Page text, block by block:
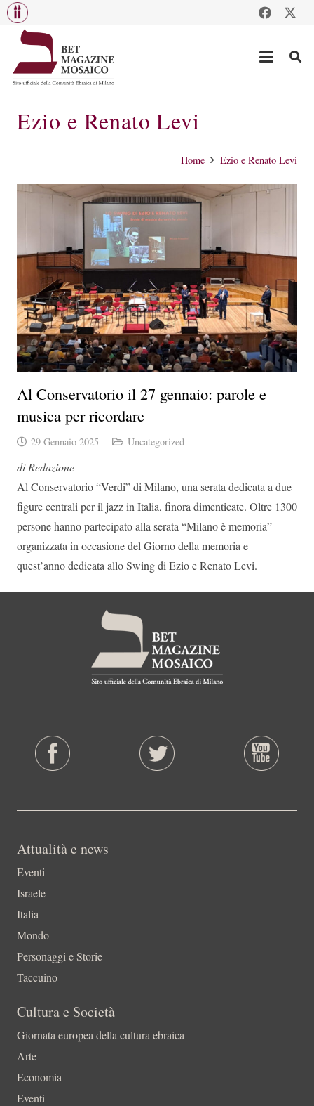
Ezio e Renato Levi
Home Ezio e Renato Levi
Al Conservatorio il 27 gennaio: parole e
musica per ricordare
29 Gennaio 2025 Uncategorized
di Redazione
Al Conservatorio “Verdi” di Milano, una serata dedicata a due
figure centrali per il jazz in Italia, finora dimenticate. Oltre 1300
persone hanno partecipato alla serata “Milano è memoria”
organizzata in occasione del Giorno della memoria e
quest’anno dedicata allo Swing di Ezio e Renato Levi.
Attualità e news
Eventi
Israele
Italia
Mondo
Personaggi e Storie
Taccuino
Cultura e Società
Giornata europea della cultura ebraica
Arte
Economia
Eventi